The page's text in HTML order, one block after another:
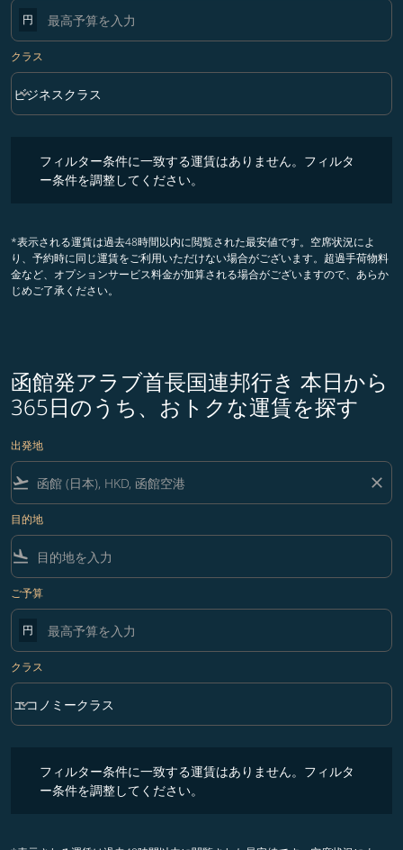
円
クラス
クラス option ビジネスクラス Selected
ビジネスクラス
keyboard_arrow_down
フィルター条件に一致する運賃はありません。フィルタ
ー条件を調整してください。
*表示される運賃は過去48時間以内に閲覧された最安値です。空席状況によ
り、予約時に同じ運賃をご利用いただけない場合がございます。超過手荷物料
金など、オプションサービス料金が加算される場合がございますので、あらか
じめご了承ください。
函館発アラブ首長国連邦行き 本日から
365日のうち、おトクな運賃を探す
出発地
flight_takeoff close
目的地
flight_land
ご予算
円
クラス
クラス option エコノミークラス Selected
エコノミークラス
keyboard_arrow_down
フィルター条件に一致する運賃はありません。フィルタ
ー条件を調整してください。